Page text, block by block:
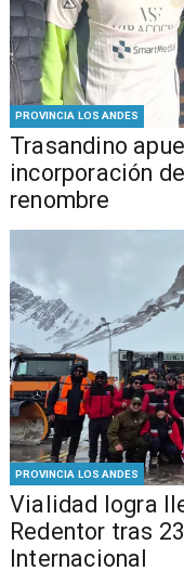
PROVINCIA LOS ANDES
Trasandino
incorporación
renombre
PROVINCIA LOS ANDES
Vialidad logra
Redentor tras
Internacional